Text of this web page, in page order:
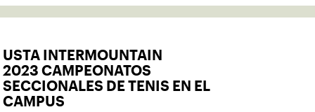
USTA INTERMOUNTAIN
2023 CAMPEONATOS
SECCIONALES DE TENIS EN EL
CAMPUS